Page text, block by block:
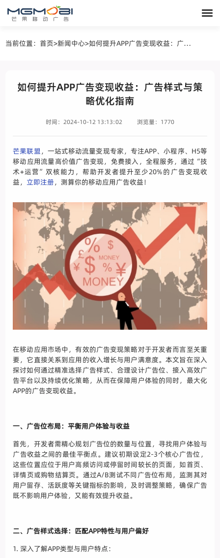
当前位置：首页>新闻中心> 如何提升APP广告变现收益：广告样式与策略优化指南
如何提升APP广告变现收益：广告样式与策
略优化指南
时间：2024-10-12 13:13:02 浏览量：1770
芒果联盟，一站式移动流量变现专家，专注APP、小程序、H5等
移动应用流量高价值广告变现，免费接入，全程服务，通过“技
术+运营”双核能力，帮助开发者提升至少20%的广告变现收
益， 立即注册，测算你的移动应用广告收益！
在移动应用市场中，有效的广告变现策略对于开发者而言至关重
要，它直接关系到应用的收入增长与用户满意度。本文旨在深入
探讨如何通过精准选择广告样式、合理设计广告位、接入高效广
告平台以及持续优化策略，从而在保障用户体验的同时，最大化
APP的广告变现收益。
一、广告位布局：平衡用户体验与收益
首先，开发者需精心规划广告位的数量与位置，寻找用户体验与
广告收益之间的最佳平衡点。建议初期设定2-3个核心广告位，
这些位置应位于用户高频访问或停留时间较长的页面，如首页、
详情页或购物结算页。通过A/B测试不同广告位布局，监测其对
用户留存、活跃度等关键指标的影响，及时调整策略，确保广告
既不影响用户体验，又能有效提升收益。
二、广告样式选择：匹配APP特性与用户偏好
1. 深入了解APP类型与用户特点：